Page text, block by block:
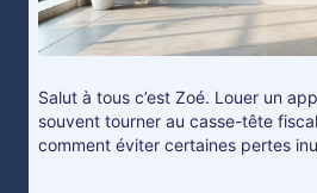
Salut à tous c’est Zoé. Louer un
souvent tourner au casse-tête
comment éviter certaines pertes